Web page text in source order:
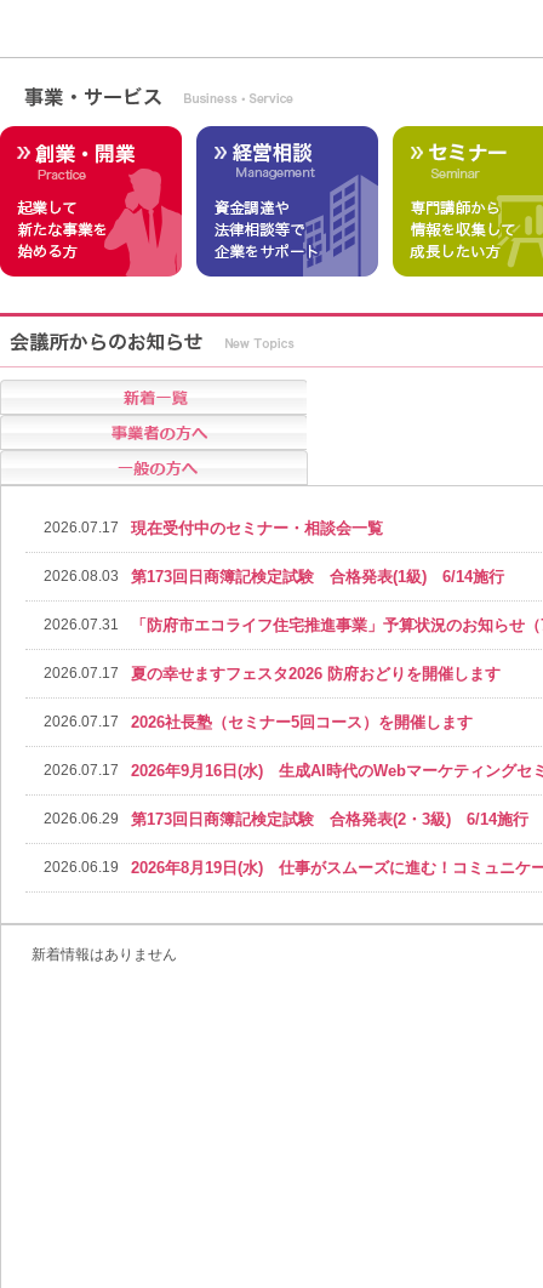
2026.07.17 現在受付中のセミナー・相談会一覧
2026.08.03 第173回日商簿記検定試験 合格発表(1級) 6/14施行
2026.07.31 「防府市エコライフ住宅推進事業」予算状況のお知らせ
2026.07.17 夏の幸せますフェスタ2026 防府おどりを開催します
2026.07.17 2026社長塾（セミナー5回コース）を開催します
2026.07.17 2026年9月16日(水) 生成AI時代のWebマーケティングセ
2026.06.29 第173回日商簿記検定試験 合格発表(2・3級) 6/14施行
2026.06.19 2026年8月19日(水) 仕事がスムーズに進む！コミュニケ
2026.06.19 社会保険労務士による個別相談会のご案内（次回開催日
新着情報はありません